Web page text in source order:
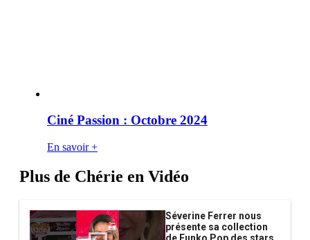
Ciné Passion : Octobre 2024
En savoir +
Plus de Chérie en Vidéo
Séverine Ferrer nous
présente sa collection
de Funko Pop des stars